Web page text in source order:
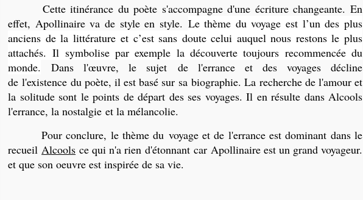
Cette itinérance du poète s'accompagne d'une écriture changeante. En
effet, Apollinaire va de style en style. Le thème du voyage est l’un des plus
anciens de la littérature et c’est sans doute celui auquel nous restons le plus
attachés. Il symbolise par exemple la découverte toujours recommencée du
monde. Dans l'œuvre, le sujet de l'errance et des voyages décline
de l'existence du poète, il est basé sur sa biographie. La recherche de l'amour et
la solitude sont le points de départ des ses voyages. Il en résulte dans Alcools
l'errance, la nostalgie et la mélancolie.
Pour conclure, le thème du voyage et de l'errance est dominant dans le
recueilAlcools ce qui n'a rien d'étonnant car Apollinaire est un grand voyageur.
et que son oeuvre est inspirée de sa vie.